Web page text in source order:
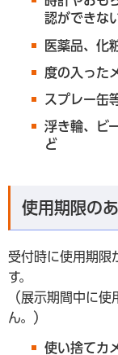
認ができな
医薬品、化
度の入った
スプレー缶
浮き輪、ビ
ど
使用期限の
受付時に使用期限
す。
（展示期間中に
ん。）
使い捨てカ